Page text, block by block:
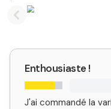
Previous slide
Enthousiaste !
J'ai commandé la